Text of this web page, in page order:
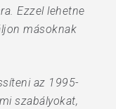
Ezzel lehetne
másoknak
az 1995-
szabályokat,